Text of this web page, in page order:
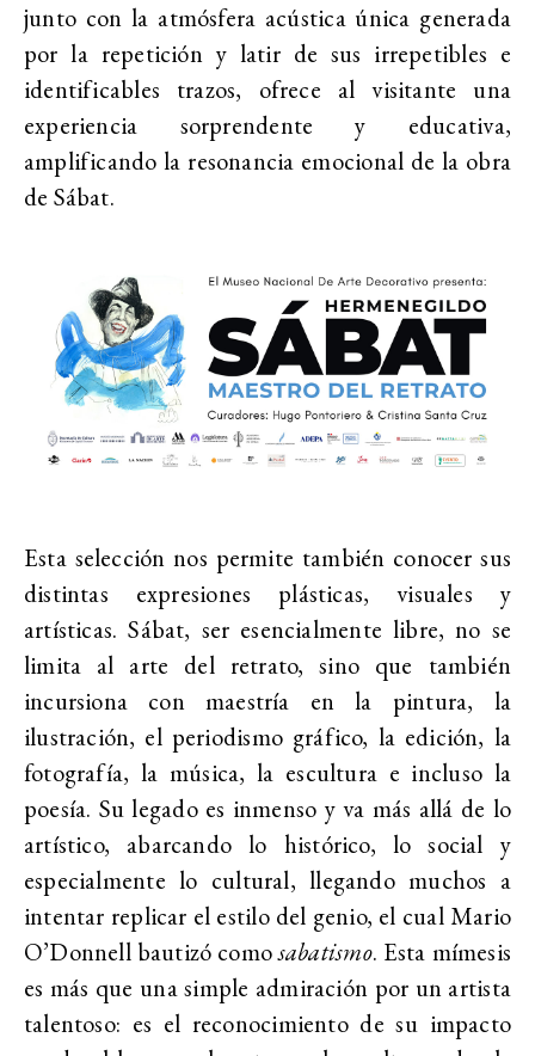
junto con la atmósfera acústica única generada
por la repetición y latir de sus irrepetibles e
identificables trazos, ofrece al visitante una
experiencia sorprendente y educativa,
amplificando la resonancia emocional de la obra
de Sábat.
Esta selección nos permite también conocer sus
distintas expresiones plásticas, visuales y
artísticas. Sábat, ser esencialmente libre, no se
limita al arte del retrato, sino que también
incursiona con maestría en la pintura, la
ilustración, el periodismo gráfico, la edición, la
fotografía, la música, la escultura e incluso la
poesía. Su legado es inmenso y va más allá de lo
artístico, abarcando lo histórico, lo social y
especialmente lo cultural, llegando muchos a
intentar replicar el estilo del genio, el cual Mario
O’Donnell bautizó comosabatismo. Esta mímesis
es más que una simple admiración por un artista
talentoso: es el reconocimiento de su impacto